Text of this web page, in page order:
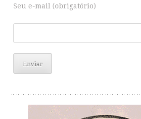
Seu e-mail (obrigatório)